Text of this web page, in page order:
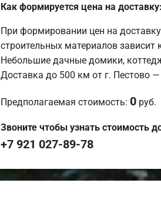
Как формируется цена на доставку:
При формировании цен на
строительных материалов
Небольшие дачные домики,
Доставка до 500 км от г. Пестово
Предполагаемая стоимость: 0 руб.
Звоните чтобы узнать стоимость
+7 921 027-89-78